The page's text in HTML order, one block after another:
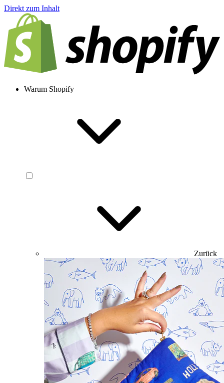
Direkt zum Inhalt
Warum Shopify
Zurück